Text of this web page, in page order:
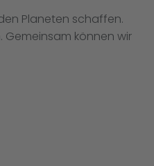
Planeten schaffen.
können wir